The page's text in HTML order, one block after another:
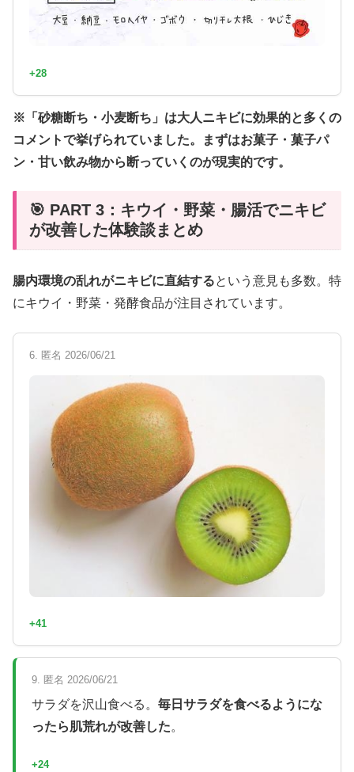
+28
※「砂糖断ち・小麦断ち」は大人ニキビに効果的と多くの
コメントで挙げられていました。まずはお菓子・菓子パ
ン・甘い飲み物から断っていくのが現実的です。
🎯 PART 3：キウイ・野菜・腸活でニキビ
が改善した体験談まとめ
腸内環境の乱れがニキビに直結するという意見も多数。特
にキウイ・野菜・発酵食品が注目されています。
6. 匿名 2026/06/21
+41
9. 匿名 2026/06/21
サラダを沢山食べる。 毎日サラダを食べるようにな
ったら肌荒れが改善した。
+24